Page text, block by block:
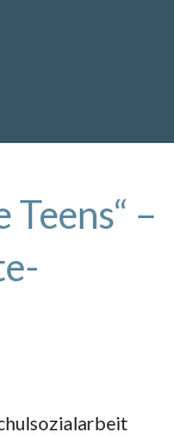
Teens“ –